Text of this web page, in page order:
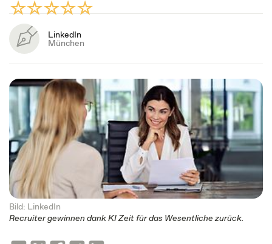
LinkedIn
München
Bild: LinkedIn
Recruiter gewinnen dank KI Zeit für das Wesentliche zurück.